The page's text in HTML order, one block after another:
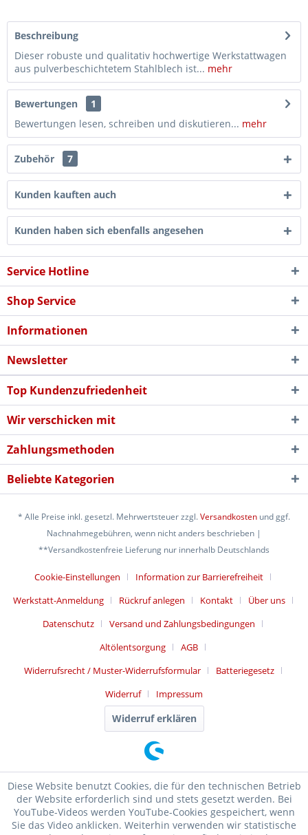
Lochwandhaken, Werkstatthaken, ein-armig, 50 mm, 5 Stk
15,15 €*
Beschreibung
Dieser robuste und qualitativ hochwertige Werkstattwagen
aus pulverbeschichtetem Stahlblech ist... mehr
Bewertungen
1
Bewertungen lesen, schreiben und diskutieren... mehr
Zubehör 7
Kunden kauften auch
Kunden haben sich ebenfalls angesehen
Service Hotline
Shop Service
Informationen
Newsletter
Top Kundenzufriedenheit
Wir verschicken mit
Zahlungsmethoden
Beliebte Kategorien
* Alle Preise inkl. gesetzl. Mehrwertsteuer zzgl.Versandkosten und ggf.
Nachnahmegebühren, wenn nicht anders beschrieben |
**Versandkostenfreie Lieferung nur innerhalb Deutschlands
Cookie-Einstellungen
Information zur Barrierefreiheit
Werkstatt-Anmeldung
Rückruf anlegen Kontakt
Über uns
Datenschutz
Versand und Zahlungsbedingungen
Altölentsorgung
AGB
Widerrufsrecht / Muster-Widerrufsformular
Batteriegesetz
Widerruf
Impressum
Widerruf erklären
Diese Website benutzt Cookies, die für den technischen Betrieb
der Website erforderlich sind und stets gesetzt werden. Bei
YouTube-Videos werden YouTube-Cookies gespeichert, wenn
Sie das Video anklicken. Weiterhin verwenden wir statistische